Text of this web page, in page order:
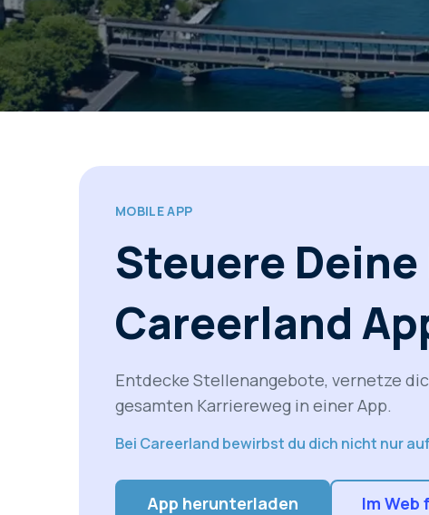
MOBILE APP
Steuere
Careerland
Entdecke Stellenangebote, vernetze
gesamten Karriereweg in einer App.
Bei Careerland bewirbst du dich nicht nur
App herunterladen Im